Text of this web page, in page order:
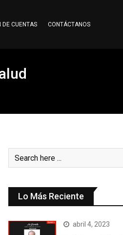
DE CUENTAS CONTÁCTANOS
Lo Más Reciente
abril 4, 2023